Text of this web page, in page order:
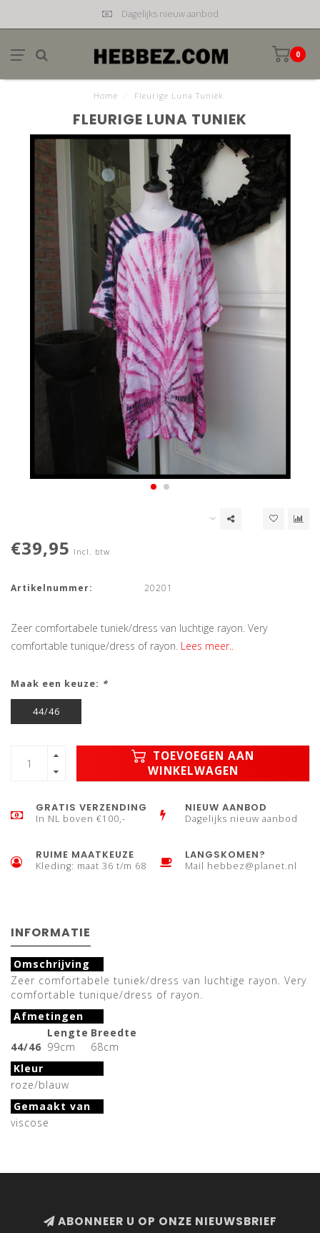
Dagelijks nieuw aanbod
0
Home Fleurige Luna Tuniek
FLEURIGE LUNA TUNIEK
€39,95 Incl. btw
Artikelnummer: 20201
Zeer comfortabele tuniek/dress van luchtige rayon. Very
comfortable tunique/dress of rayon. Lees meer..
Maak een keuze: *
44/46
TOEVOEGEN AAN
WINKELWAGEN
GRATIS VERZENDING
In NL boven €100,-
NIEUW AANBOD
Dagelijks nieuw aanbod
RUIME MAATKEUZE
Kleding: maat 36 t/m 68
LANGSKOMEN?
Mail hebbez@planet.nl
INFORMATIE
Omschrijving
Zeer comfortabele tuniek/dress van luchtige rayon. Very
comfortable tunique/dress of rayon.
Afmetingen
Lengte Breedte
44/46 99cm
68cm
Kleur
roze/blauw
Gemaakt van
viscose
ABONNEER U OP ONZE NIEUWSBRIEF